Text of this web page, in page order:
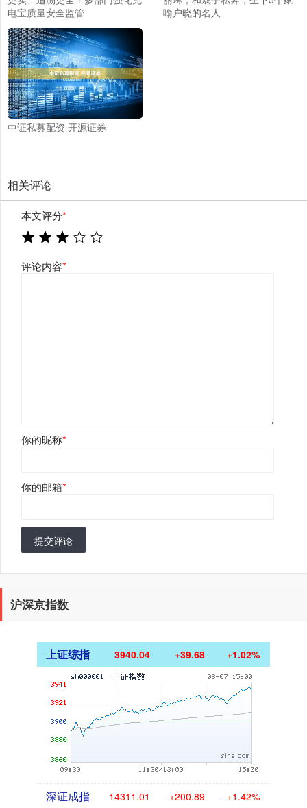
电宝质量安全监管
喻户晓的名人
中证私募配资 开源证券
相关评论
本文评分*
评论内容*
你的昵称*
你的邮箱*
提交评论
沪深京指数
上证综指 3940.04 +39.68 +1.02%
深证成指 14311.01 +200.89 +1.42%